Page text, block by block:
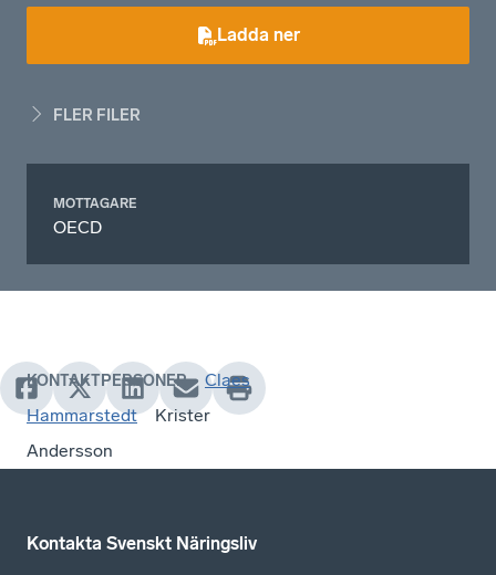
Ladda ner
FLER FILER
MOTTAGARE
OECD
KONTAKTPERSONER
Claes
Hammarstedt
Krister
Andersson
Kontakta Svenskt Näringsliv